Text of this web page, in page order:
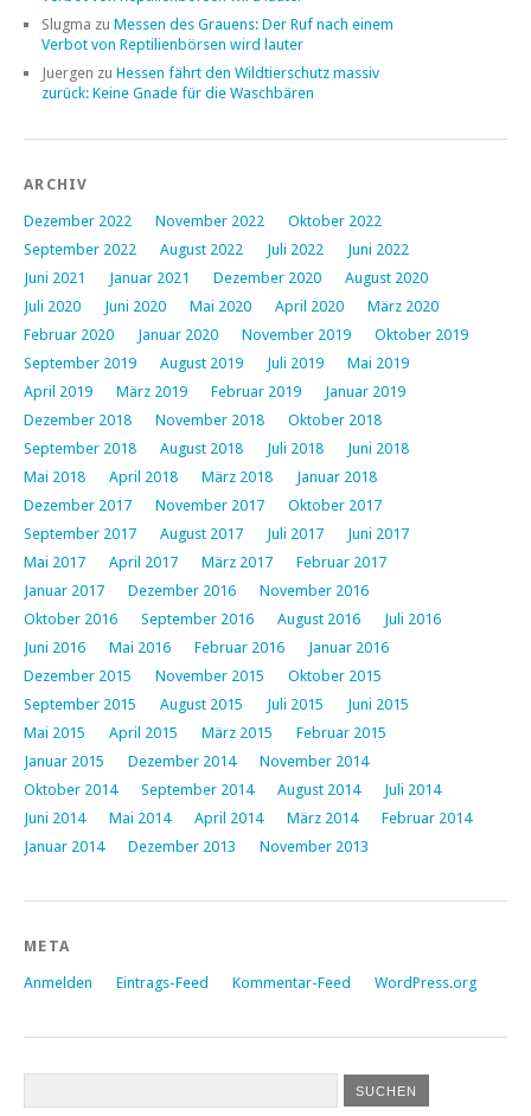
Slugma zu Messen des Grauens: Der Ruf nach einem
Verbot von Reptilienbörsen wird lauter
Juergen zu Hessen fährt den Wildtierschutz massiv
zurück: Keine Gnade für die Waschbären
ARCHIV
Dezember 2022 November 2022
Oktober 2022
September 2022
August 2022 Juli 2022
Juni 2022
Juni 2021
Januar 2021 Dezember 2020
August 2020
Juli 2020
Juni 2020 Mai 2020 April 2020
März 2020
Februar 2020
Januar 2020 November 2019
Oktober 2019
September 2019
August 2019 Juli 2019
Mai 2019
April 2019
März 2019 Februar 2019
Januar 2019
Dezember 2018
November 2018
Oktober 2018
September 2018
August 2018 Juli 2018
Juni 2018
Mai 2018
April 2018 März 2018
Januar 2018
Dezember 2017
November 2017
Oktober 2017
September 2017
August 2017 Juli 2017
Juni 2017
Mai 2017
April 2017 März 2017
Februar 2017
Januar 2017
Dezember 2016
November 2016
Oktober 2016
September 2016 August 2016
Juli 2016
Juni 2016
Mai 2016 Februar 2016
Januar 2016
Dezember 2015
November 2015
Oktober 2015
September 2015
August 2015 Juli 2015
Juni 2015
Mai 2015
April 2015 März 2015
Februar 2015
Januar 2015
Dezember 2014
November 2014
Oktober 2014
September 2014 August 2014
Juli 2014
Juni 2014
Mai 2014 April 2014 März 2014
Februar 2014
Januar 2014
Dezember 2013 November 2013
META
Anmelden Eintrags-Feed Kommentar-Feed WordPress.org